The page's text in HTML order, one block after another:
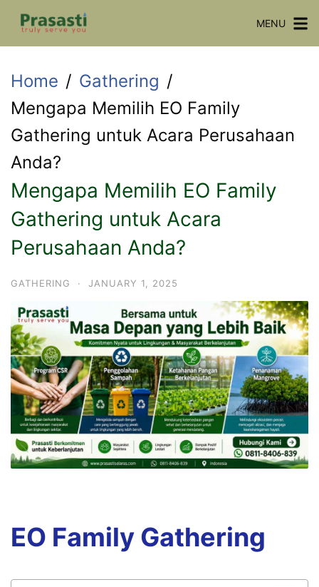
Skip
MENU
Home
Gathering
Mengapa Memilih EO Family
Gathering untuk Acara Perusahaan
Anda?
Mengapa Memilih EO Family
Gathering untuk Acara
Perusahaan Anda?
GATHERING · JANUARY 1, 2025
EO Family Gathering